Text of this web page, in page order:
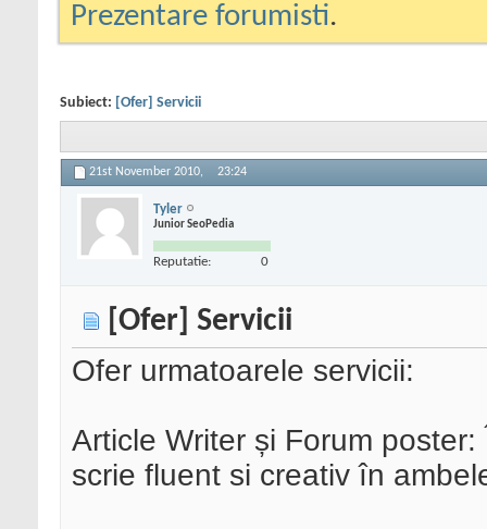
Prezentare forumisti.
Subiect: [Ofer] Servicii
21st November 2010, 23:24
Tyler
Junior SeoPedia
Reputatie: 0
[Ofer] Servicii
Ofer urmatoarele servicii:
Article Writer și Forum
scrie fluent si creativ în